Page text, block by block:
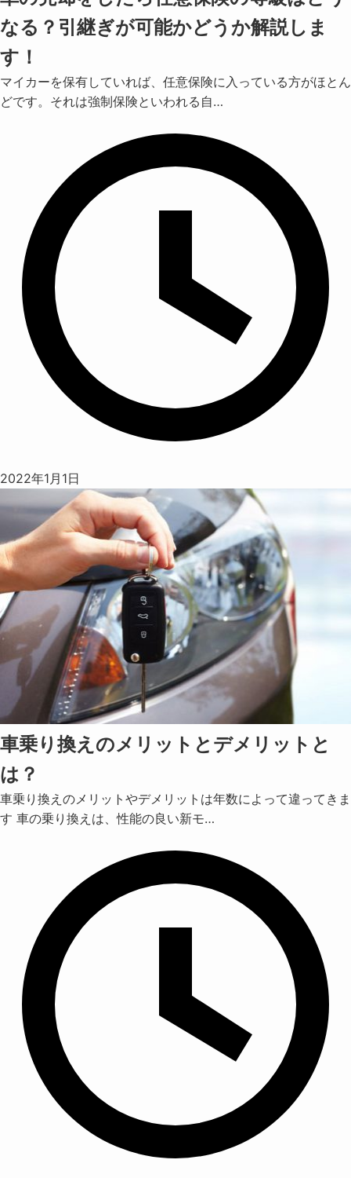
なる？引継ぎが可能かどうか解説しま
す！
マイカーを保有していれば、任意保険に入っている方がほとん
どです。それは強制保険といわれる自…
2022年1月1日
車乗り換えのメリットとデメリットと
は？
車乗り換えのメリットやデメリットは年数によって違ってきま
す 車の乗り換えは、性能の良い新モ…